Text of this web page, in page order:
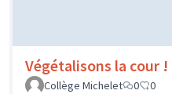
Végétalisons la cour !
Collège Michelet
0 0